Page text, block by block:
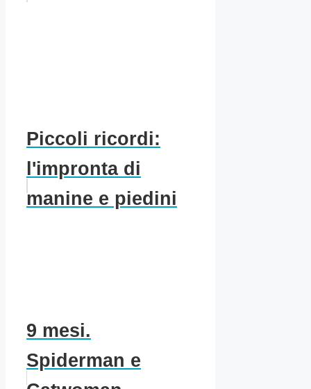
Piccoli ricordi:
l'impronta di
manine e piedini
9 mesi.
Spiderman e